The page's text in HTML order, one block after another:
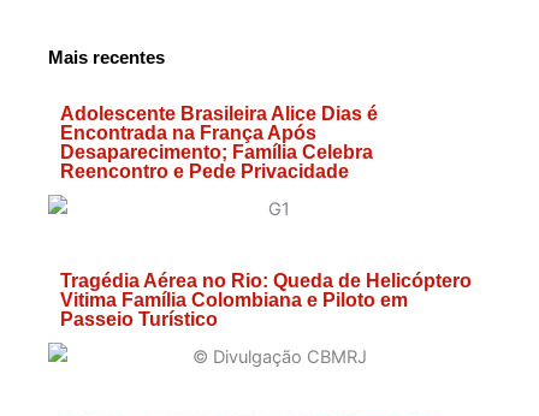
Mais recentes
Adolescente Brasileira Alice Dias é
Encontrada na França Após
Desaparecimento; Família Celebra
Reencontro e Pede Privacidade
Tragédia Aérea no Rio: Queda de Helicóptero
Vitima Família Colombiana e Piloto em
Passeio Turístico